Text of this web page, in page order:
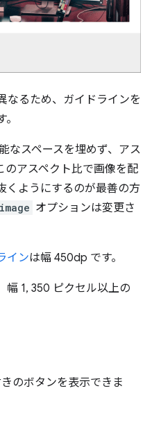
なるため、ガイドラインを
なスペースを埋めず、アス
のアスペクト比で画像を配
くようにするのが最善の方
image オプションは変更さ
インは幅 450dp です。
幅 1, 350 ピクセル以上の
のボタンを表示できま